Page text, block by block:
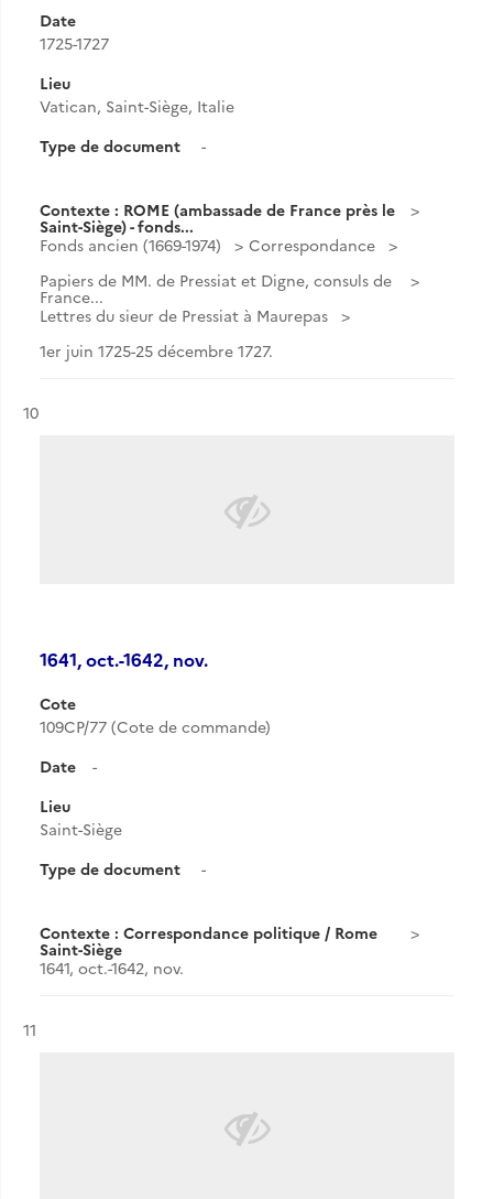
Date
1725-1727
Lieu
Vatican, Saint-Siège, Italie
Type de document
-
Contexte : ROME (ambassade de France près le
Saint-Siège) - fonds...
Fonds ancien (1669-1974)
Correspondance
Papiers de MM. de Pressiat et Digne, consuls de
France...
Lettres du sieur de Pressiat à Maurepas
1er juin 1725-25 décembre 1727.
Résultat n°
10
1641, oct.-1642, nov.
Cote
109CP/77 (Cote de commande)
Date
-
Lieu
Saint-Siège
Type de document
-
Contexte : Correspondance politique / Rome
Saint-Siège
1641, oct.-1642, nov.
Résultat n°
11